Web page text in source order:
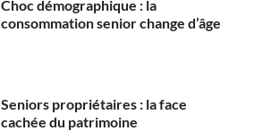
Choc démographique : la
consommation senior change d’âge
Seniors propriétaires : la face
cachée du patrimoine